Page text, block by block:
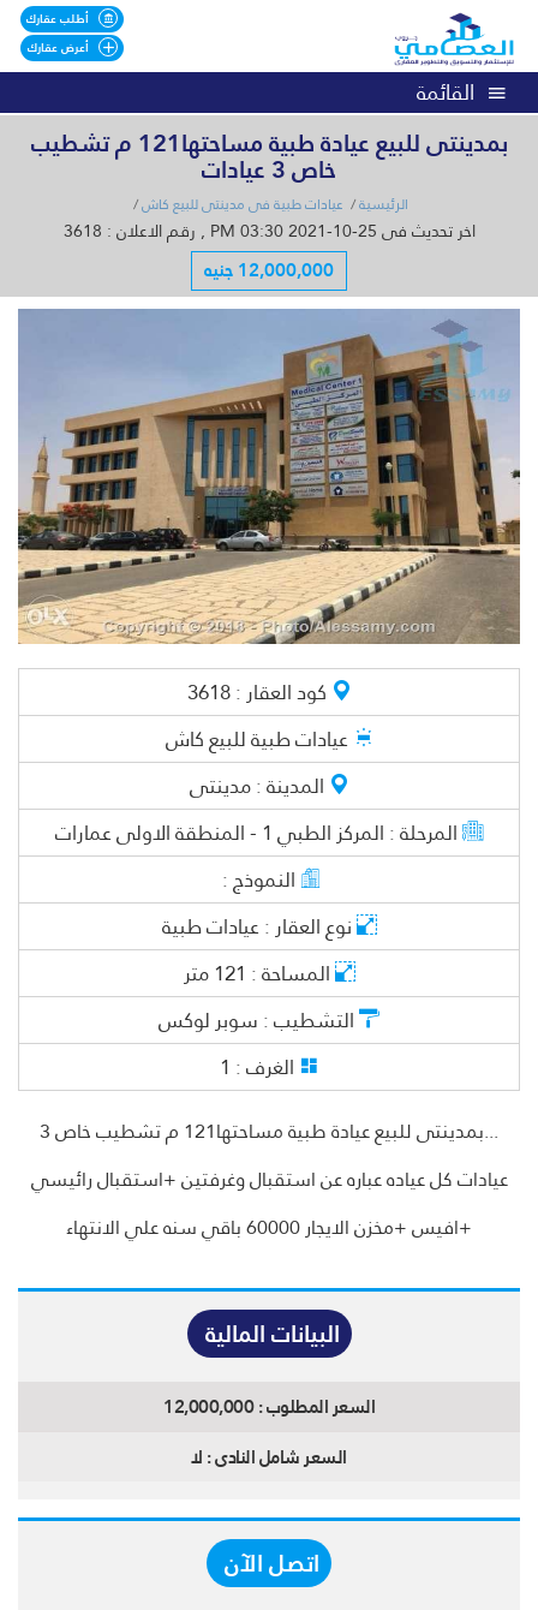
أطلب عقارك
أعرض عقارك
القائمة
بمدينتى للبيع عيادة طبية مساحتها121 م تشطيب
خاص 3 عيادات
الرئيسية عيادات طبية فى مدينتى للبيع كاش
اخر تحديث فى 25-10-2021 03:30 PM , رقم الاعلان : 3618
12,000,000 جنيه
كود العقار :3618
عيادات طبيةللبيع كاش
المدينة :مدينتى
المرحلة :المركز الطبي 1 - المنطقة الاولى عمارات
النموذج :
نوع العقار :عيادات طبية
المساحة : 121متر
التشطيب :سوبر لوكس
الغرف : 1
...بمدينتى للبيع عيادة طبية مساحتها121 م تشطيب خاص 3
عيادات كل عياده عباره عن استقبال وغرفتين +استقبال رائيسي
+افيس +مخزن الايجار 60000 باقي سنه علي الانتهاء
البيانات المالية
السعر المطلوب :12,000,000
السعر شامل النادى :لا
اتصل الآن